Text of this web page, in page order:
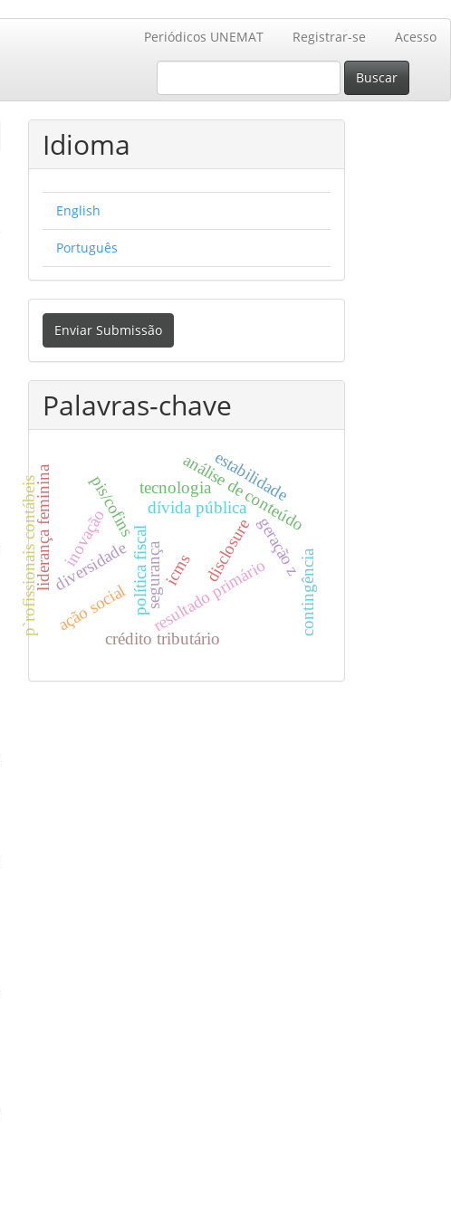
Periódicos UNEMAT Registrar-se Acesso
Buscar
Idioma
English
Português
Enviar
Submissão
Enviar Submissão
Palavras-chave
política fiscalresultado primário
dívida pública
diversidade disclosure
análise de conteúdo
liderança feminina inovação
icms
pis/cofins
crédito tributário
geração z
segurança
estabilidade
ação social contingência
tecnologia
p`rofissionais contábeis